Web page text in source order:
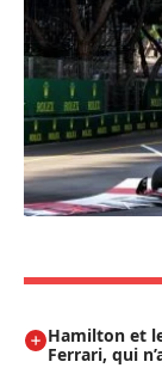
Hamilton et
Ferrari, qui